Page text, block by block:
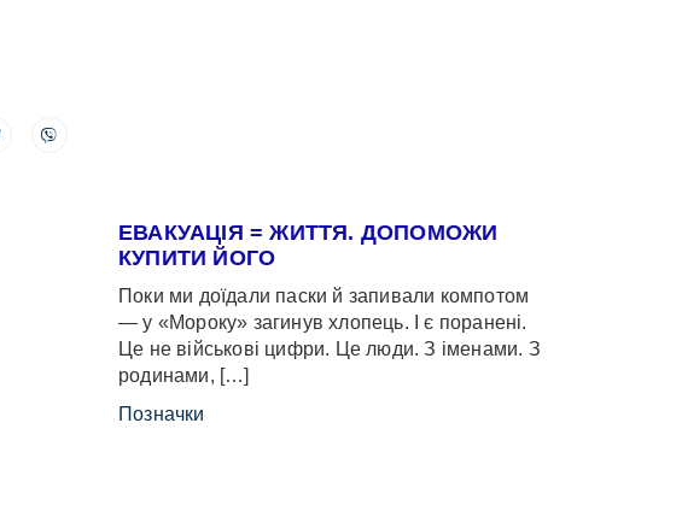
ЕВАКУАЦІЯ = ЖИТТЯ. ДОПОМОЖИ
КУПИТИ ЙОГО
Поки ми доїдали паски й запивали компотом
— у «Мороку» загинув хлопець. І є поранені.
Це не військові цифри. Це люди. З іменами. З
родинами, […]
Позначки